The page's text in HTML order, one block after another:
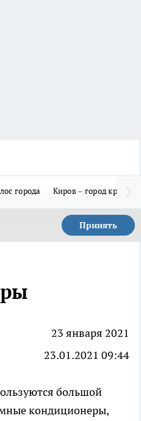
города Киров – город
Принять
23 января 2021
23.01.2021 09:44
большой
кондиционеры,